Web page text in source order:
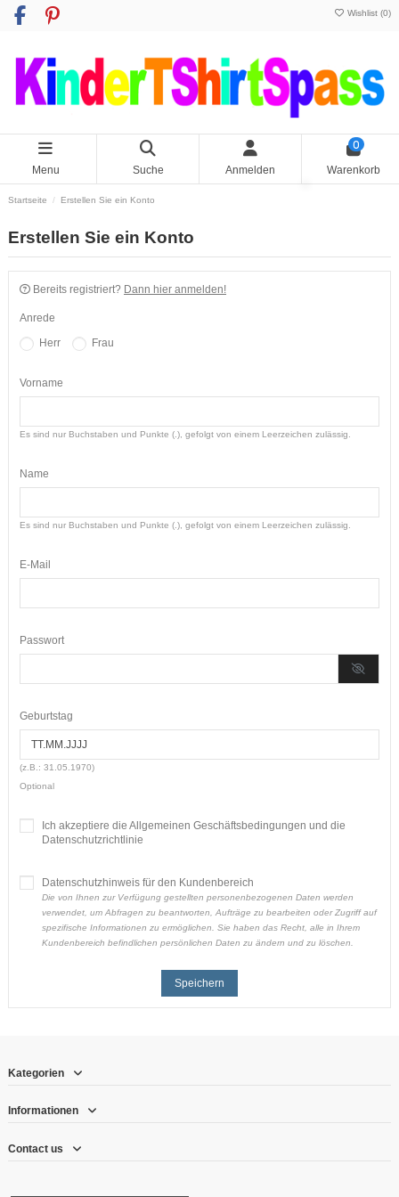
Wishlist (0)
Menu Suche Anmelden
0
Warenkorb
Startseite Erstellen Sie ein Konto
Erstellen Sie ein Konto
Bereits registriert? Dann hier anmelden!
Anrede
Herr Frau
Vorname
Es sind nur Buchstaben und Punkte (.), gefolgt von einem Leerzeichen zulässig.
Name
Es sind nur Buchstaben und Punkte (.), gefolgt von einem Leerzeichen zulässig.
E-Mail
Passwort
Geburtstag
(z.B.: 31.05.1970)
Optional
Ich akzeptiere die Allgemeinen Geschäftsbedingungen und die
Datenschutzrichtlinie
Datenschutzhinweis für den Kundenbereich
Die von Ihnen zur Verfügung gestellten personenbezogenen Daten werden
verwendet, um Abfragen zu beantworten, Aufträge zu bearbeiten oder Zugriff auf
spezifische Informationen zu ermöglichen. Sie haben das Recht, alle in Ihrem
Kundenbereich befindlichen persönlichen Daten zu ändern und zu löschen.
Speichern
Kategorien
Informationen
Contact us